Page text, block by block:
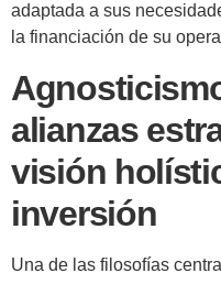
adaptada a sus
la financiación de su
alianzas
visión
inversión
Una de las filosofías